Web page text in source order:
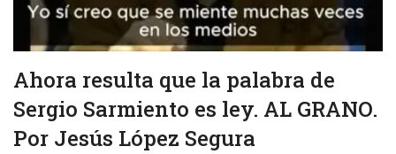
Ahora resulta que la palabra de
Sergio Sarmiento es ley. AL GRANO.
Por Jesús López Segura